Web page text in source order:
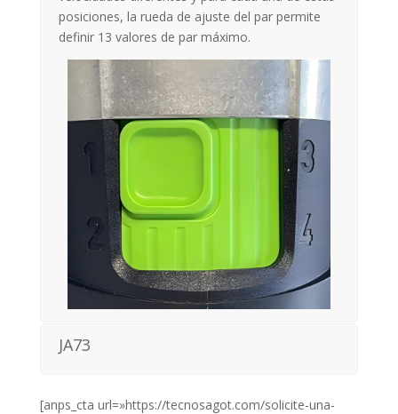
posiciones, la rueda de ajuste del par permite
definir 13 valores de par máximo.
JA73
[anps_cta url=»https://tecnosagot.com/solicite-una-